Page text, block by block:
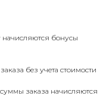
бонусы
без учета стоимости
заказа начисляются